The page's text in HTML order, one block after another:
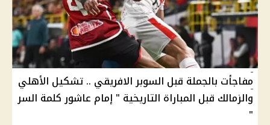
مفاجأت بالجملة قبل السوبر الافريقي .. تشكيل الأهلي
والزمالك قبل المباراة التاريخية " إمام عاشور كلمة السر
"